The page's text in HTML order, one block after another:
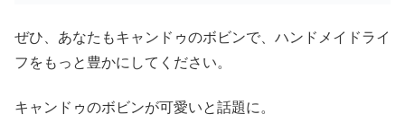
ぜひ、あなたもキャンドゥのボビンで、ハンドメイドライ
フをもっと豊かにしてください。
キャンドゥのボビンが可愛いと話題に。